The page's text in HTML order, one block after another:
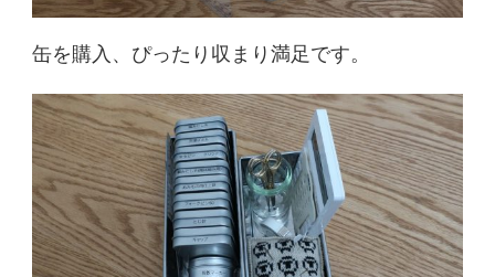
缶を購入、ぴったり収まり満足です。